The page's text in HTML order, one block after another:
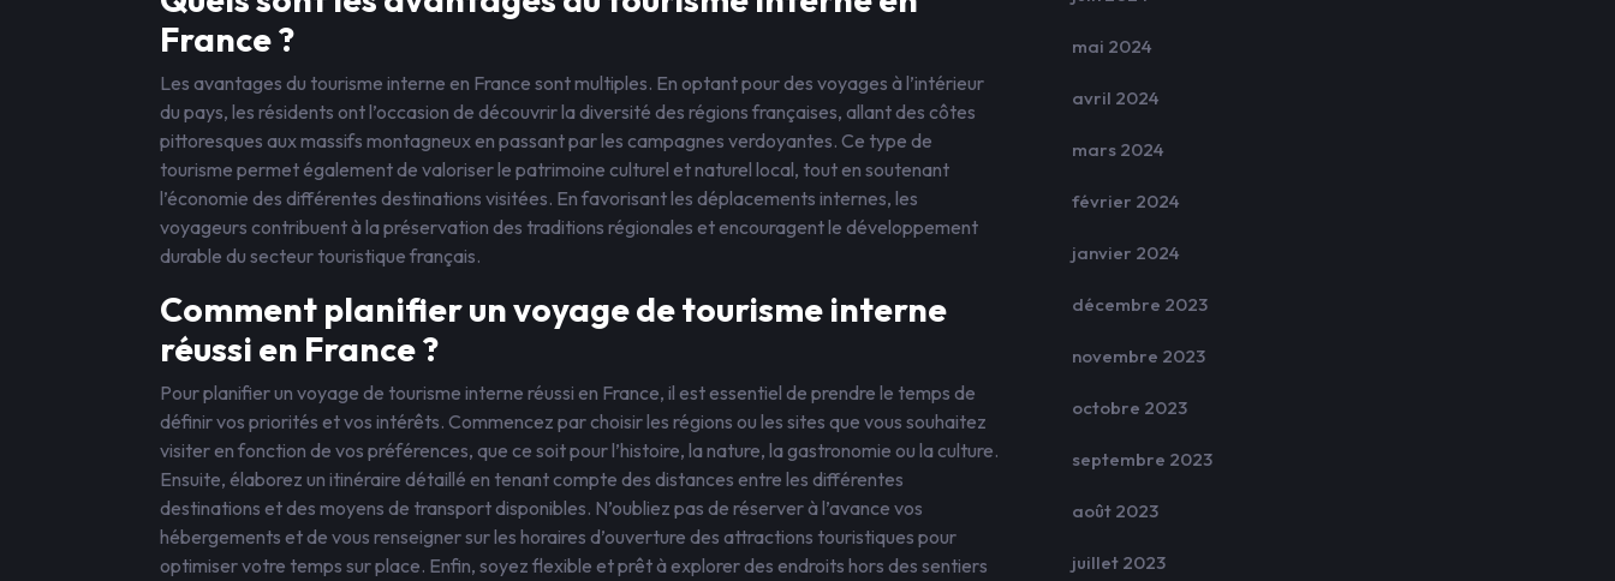
France ?
Les avantages du tourisme interne en France sont multiples. En optant pour des voyages à l’intérieur
du pays, les résidents ont l’occasion de découvrir la diversité des régions françaises, allant des côtes
pittoresques aux massifs montagneux en passant par les campagnes verdoyantes. Ce type de
tourisme permet également de valoriser le patrimoine culturel et naturel local, tout en soutenant
l’économie des différentes destinations visitées. En favorisant les déplacements internes, les
voyageurs contribuent à la préservation des traditions régionales et encouragent le développement
durable du secteur touristique français.
Comment planifier un voyage de tourisme interne
réussi en France ?
Pour planifier un voyage de tourisme interne réussi en France, il est essentiel de prendre le temps de
définir vos priorités et vos intérêts. Commencez par choisir les régions ou les sites que vous souhaitez
visiter en fonction de vos préférences, que ce soit pour l’histoire, la nature, la gastronomie ou la culture.
Ensuite, élaborez un itinéraire détaillé en tenant compte des distances entre les différentes
destinations et des moyens de transport disponibles. N’oubliez pas de réserver à l’avance vos
hébergements et de vous renseigner sur les horaires d’ouverture des attractions touristiques pour
optimiser votre temps sur place. Enfin, soyez flexible et prêt à explorer des endroits hors des sentiers
mai 2024
avril 2024
mars 2024
février 2024
janvier 2024
décembre 2023
novembre 2023
octobre 2023
septembre 2023
août 2023
juillet 2023